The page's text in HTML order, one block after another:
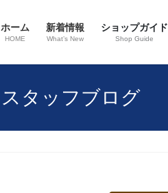
ホーム
HOME
新着情報
What’s New
ショップガイド
Shop Guide
スタッフブログ